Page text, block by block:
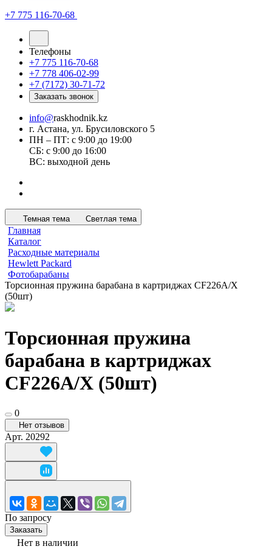
+7 775 116-70-68
Телефоны
+7 775 116-70-68
+7 778 406-02-99
+7 (7172) 30-71-72
Заказать звонок
info@raskhodnik.kz
г. Астана, ул. Брусиловского 5
ПН – ПТ: с 9:00 до 19:00
СБ: с 9:00 до 16:00
ВС: выходной день
Темная тема Светлая тема
Главная
Каталог
Расходные материалы
Hewlett Packard
Фотобарабаны
Торсионная пружина барабана в картриджах CF226A/X
(50шт)
Торсионная пружина
барабана в картриджах
CF226A/X (50шт)
0
Нет отзывов
Арт. 20292
По запросу
Заказать
Нет в наличии